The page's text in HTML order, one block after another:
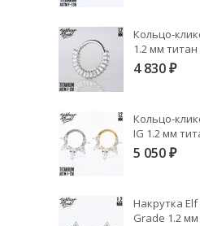
Кольцо-
1.2 мм титан
4 830 ₽
Кольцо-
IG 1.2 мм
5 050 ₽
Накрутка
Grade 1.2